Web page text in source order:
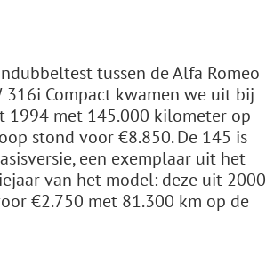
tussen de Alfa Romeo
316i Compact kwamen we uit bij
1994 met 145.000 kilometer op
stond voor €8.850. De 145 is
een exemplaar uit het
van het model: deze uit 2000
€2.750 met 81.300 km op de